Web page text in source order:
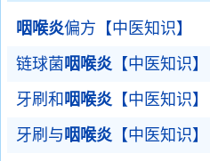
咽喉炎偏方【中医知识】
链球菌咽喉炎 【中医知识】
牙刷和 咽喉炎 【中医知识】
牙刷与咽喉炎 【中医知识】